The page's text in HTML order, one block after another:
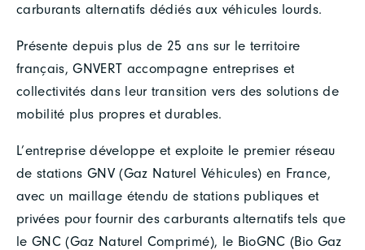
carburants alternatifs dédiés aux véhicules lourds.
Présente depuis plus de 25 ans sur le territoire
français, GNVERT accompagne entreprises et
collectivités dans leur transition vers des solutions de
mobilité plus propres et durables.
L’entreprise développe et exploite le premier réseau
de stations GNV (Gaz Naturel Véhicules) en France,
avec un maillage étendu de stations publiques et
privées pour fournir des carburants alternatifs tels que
le GNC (Gaz Naturel Comprimé), le BioGNC (Bio Gaz